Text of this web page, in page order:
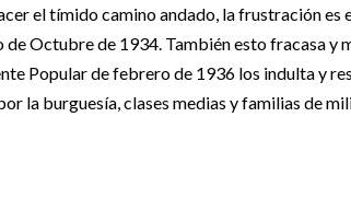
el tímido camino andado, la frustración es
Octubre de 1934. También esto fracasa y
Popular de febrero de 1936 los indulta y
la burguesía, clases medias y familias de